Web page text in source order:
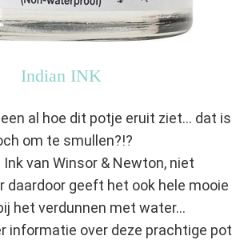
Indian INK
al hoe dit potje eruit ziet... dat is
om te smullen?!?
van Winsor & Newton, niet
daardoor geeft het ook hele mooie
het verdunnen met water...
informatie over deze prachtige pot